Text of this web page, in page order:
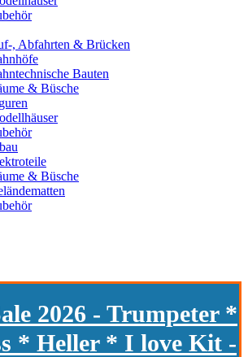
, Abfahrten & Brücken
Bauten
& Büsche
& Büsche
2026 - Trumpeter *
* Heller * I love Kit -